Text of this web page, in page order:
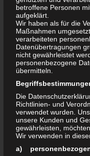
Höhepunkten und
Sichtbare
Neubebauung und
Carl-Krayl-Ring, an
ehemaligen Elbhof, in
Nicht zu vergessen die
Sternsees.und
Düppler Mühle
Jeder kann sich bei
Stadtteil hiervon
Mit tiefer Bestürzung
unser hoch geschätztes
betroffene Personen
aufgeklärt.
Wir haben als für die
Maßnahmen
verarbeiteten
Datenübertragungen
nicht gewährleistet
personenbezogene
übermitteln.
Die
Richtlinien- und
verwendet wurden.
unsere Kunden und
gewährleisten,
Wir verwenden in
a)